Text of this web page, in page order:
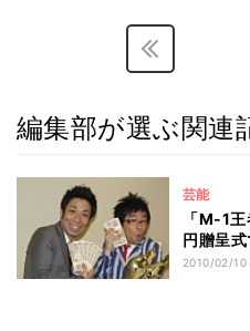
編集部が選ぶ関連
芸能
「M-1
円贈呈
2010/02/10